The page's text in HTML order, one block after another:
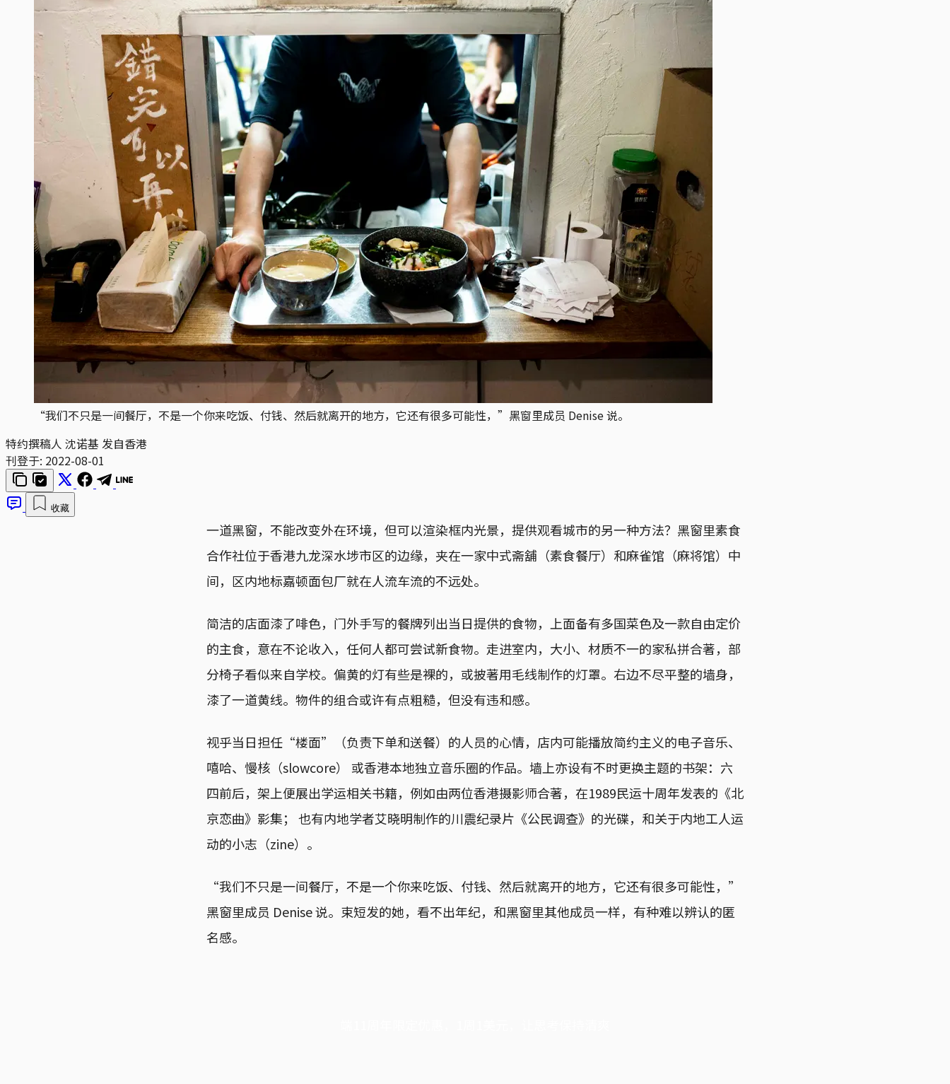
“我们不只是一间餐厅，不是一个你来吃饭、付钱、然后就离开的地方，它还有很多可能性，”黑窗里成员 Denise 说。
特约撰稿人 沈诺基 发自香港
刊登于: 2022-08-01
收藏
一道黑窗，不能改变外在环境，但可以渲染框内光景，提供观看城市的另一种方法？黑窗里素食
合作社位于香港九龙深水埗市区的边缘，夹在一家中式斋舖（素食餐厅）和麻雀馆（麻将馆）中
间，区内地标嘉顿面包厂就在人流车流的不远处。
简洁的店面漆了啡色，门外手写的餐牌列出当日提供的食物，上面备有多国菜色及一款自由定价
的主食，意在不论收入，任何人都可尝试新食物。走进室内，大小、材质不一的家私拼合著，部
分椅子看似来自学校。偏黄的灯有些是裸的，或披著用毛线制作的灯罩。右边不尽平整的墙身，
漆了一道黄线。物件的组合或许有点粗糙，但没有违和感。
视乎当日担任“楼面”（负责下单和送餐）的人员的心情，店内可能播放简约主义的电子音乐、
嘻哈、慢核（slowcore） 或香港本地独立音乐圈的作品。墙上亦设有不时更换主题的书架：六
四前后，架上便展出学运相关书籍，例如由两位香港摄影师合著，在1989民运十周年发表的《北
京恋曲》影集； 也有内地学者艾晓明制作的川震纪录片《公民调查》的光碟，和关于内地工人运
动的小志（zine）。
“我们不只是一间餐厅，不是一个你来吃饭、付钱、然后就离开的地方，它还有很多可能性，”
黑窗里成员 Denise 说。束短发的她，看不出年纪，和黑窗里其他成员一样，有种难以辨认的匿
名感。